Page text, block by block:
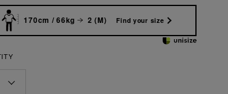
170cm / 66kg 2 (M) Find your size